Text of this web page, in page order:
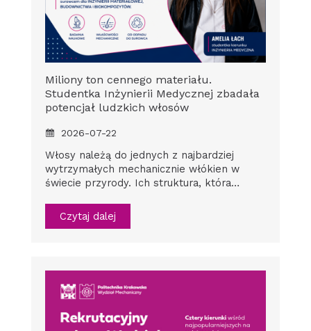
Miliony ton cennego materiału.
Studentka Inżynierii Medycznej zbadała
potencjał ludzkich włosów
2026-07-22
Włosy należą do jednych z najbardziej
wytrzymałych mechanicznie włókien w
świecie przyrody. Ich struktura, która…
Czytaj dalej